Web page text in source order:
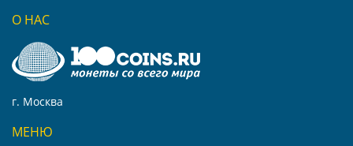
О НАС
г. Москва
МЕНЮ